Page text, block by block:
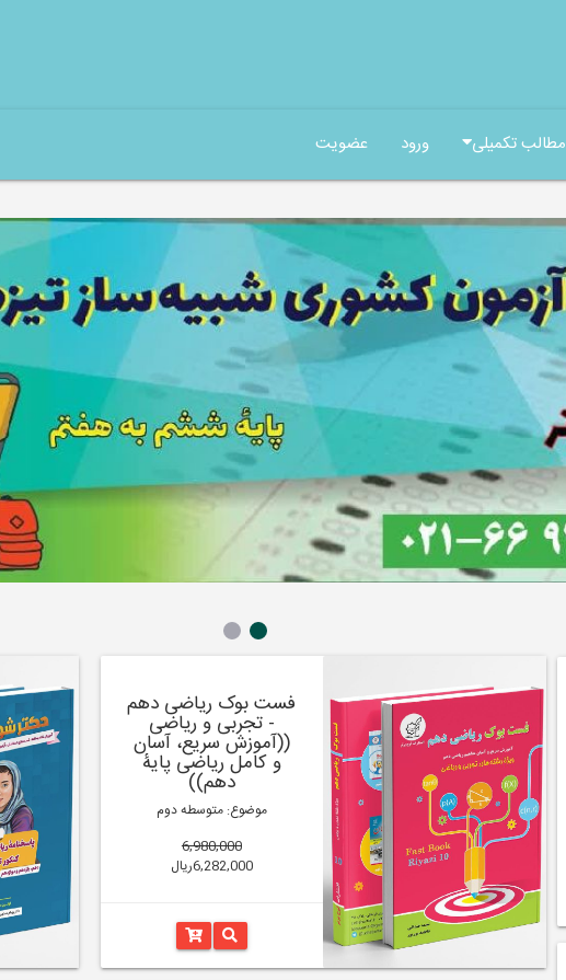
مطالب تکمیلی ورود عضویت
فست بوک ریاضی دهم
- تجربی و ریاضی
((آموزش سریع، آسان
و کامل ریاضی پایۀ
دهم))
موضوع: متوسطه دوم
6,980,000
6,282,000ریال